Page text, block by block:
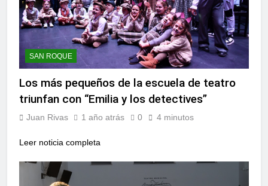
SAN ROQUE
Los más pequeños de la escuela de teatro
triunfan con “Emilia y los detectives”
Juan Rivas 1 año atrás 0 4 minutos
Leer noticia completa